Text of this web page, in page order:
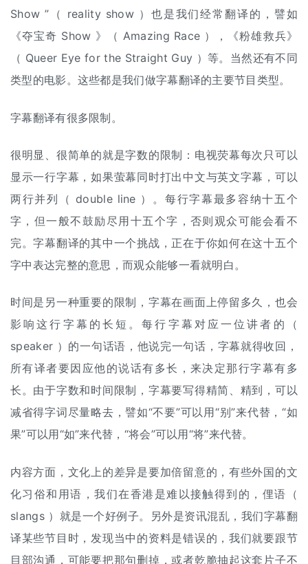
Show ”（ reality show ）也是我们经常翻译的，譬如
《夺宝奇 Show 》（ Amazing Race ），《粉雄救兵》
（ Queer Eye for the Straight Guy ）等。当然还有不同
类型的电影。这些都是我们做字幕翻译的主要节目类型。
字幕翻译有很多限制。
很明显、很简单的就是字数的限制：电视荧幕每次只可以
显示一行字幕，如果萤幕同时打出中文与英文字幕，可以
两行并列（ double line ）。每行字幕最多容纳十五个
字，但一般不鼓励尽用十五个字，否则观众可能会看不
完。字幕翻译的其中一个挑战，正在于你如何在这十五个
字中表达完整的意思，而观众能够一看就明白。
时间是另一种重要的限制，字幕在画面上停留多久，也会
影响这行字幕的长短。每行字幕对应一位讲者的（
speaker ）的一句话语，他说完一句话，字幕就得收回，
所有译者要因应他的说话有多长，来决定那行字幕有多
长。由于字数和时间限制，字幕要写得精简、精到，可以
减省得字词尽量略去，譬如“不要”可以用“别”来代替，“如
果”可以用“如”来代替，“将会”可以用“将”来代替。
内容方面，文化上的差异是要加倍留意的，有些外国的文
化习俗和用语，我们在香港是难以接触得到的，俚语（
slangs ）就是一个好例子。另外是资讯混乱，我们字幕翻
译某些节目时，发现当中的资料是错误的，我们就要跟节
目部沟通，可能要把那句删掉，或者乾脆抽起这套片子不